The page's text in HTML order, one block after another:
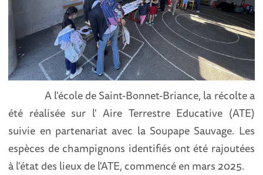
A l'école de Saint-Bonnet-Briance, la récolte a
été réalisée sur l' Aire Terrestre Educative (ATE)
suivie en partenariat avec la Soupape Sauvage. Les
espèces de champignons identifiés ont été rajoutées
à l'état des lieux de l'ATE, commencé en mars 2025.